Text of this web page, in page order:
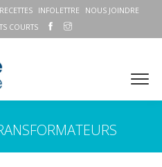
RECETTES INFOLETTRE
NOUS JOINDRE
COURTS